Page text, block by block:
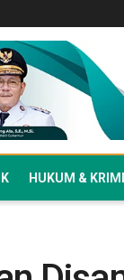
HUKUM &